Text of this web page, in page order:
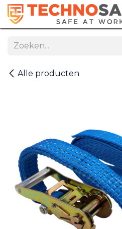
Overslaan naar inhoud
Alle producten